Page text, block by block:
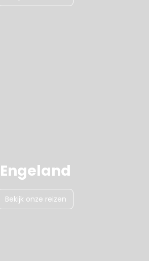
Engeland
Bekijk onze reizen